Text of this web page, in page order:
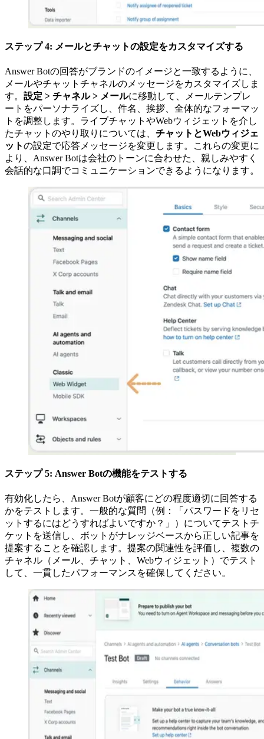
ステップ 4: メールとチャットの設定をカスタマイズする
Answer Botの回答がブランドのイメージと一致するように、
メールやチャットチャネルのメッセージをカスタマイズしま
す。 設定 > チャネル > メールに移動して、メールテンプレ
ートをパーソナライズし、件名、挨拶、全体的なフォーマッ
トを調整します。ライブチャットやWebウィジェットを介し
たチャットのやり取りについては、 チャットとWebウィジェ
ットの設定で応答メッセージを変更します。これらの変更に
より、Answer Botは会社のトーンに合わせた、親しみやすく
会話的な口調でコミュニケーションできるようになります。
ステップ 5: Answer Botの機能をテストする
有効化したら、Answer Botが顧客にどの程度適切に回答する
かをテストします。一般的な質問（例：「パスワードをリセ
ットするにはどうすればよいですか？」）についてテストチ
ケットを送信し、ボットがナレッジベースから正しい記事を
提案することを確認します。提案の関連性を評価し、複数の
チャネル（メール、チャット、Webウィジェット）でテスト
して、一貫したパフォーマンスを確保してください。